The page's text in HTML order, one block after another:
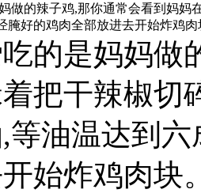
做的辣子鸡,那你通常会看到妈
腌好的鸡肉全部放进去开始炸鸡
的是妈妈做
把干辣椒切
等油温达到
始炸鸡肉块